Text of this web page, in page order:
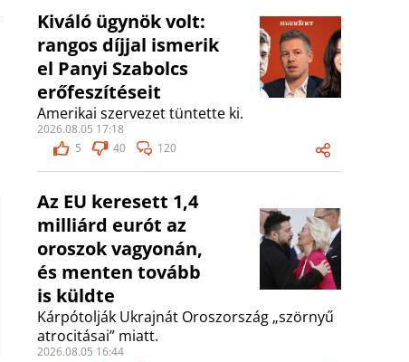
Kiváló ügynök volt:
rangos díjjal ismerik
el Panyi Szabolcs
erőfeszítéseit
Amerikai szervezet tüntette ki.
2026.08.05 17:18
5
40 120
Az EU keresett 1,4
milliárd eurót az
oroszok vagyonán,
és menten tovább
is küldte
Kárpótolják Ukrajnát Oroszország „szörnyű
atrocitásai” miatt.
2026.08.05 16:44